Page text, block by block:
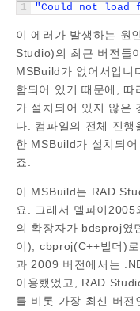
1
"Could not load
이 에러가 발생하는 원
Studio)의 최근 버전들
MSBuild가 없어서입니
함되어 있기 때문에, 따
가 설치되어 있지 않은
다. 컴파일의 전체 진행
한 MSBuild가 설치되
죠.
이 MSBuild는 RAD
요. 그래서 델파이
의 확장자가 bdsproj였
이), cbproj(C++빌더)
과 2009 버전에서는
이용했었고, RAD
를 비롯 가장 최신 버